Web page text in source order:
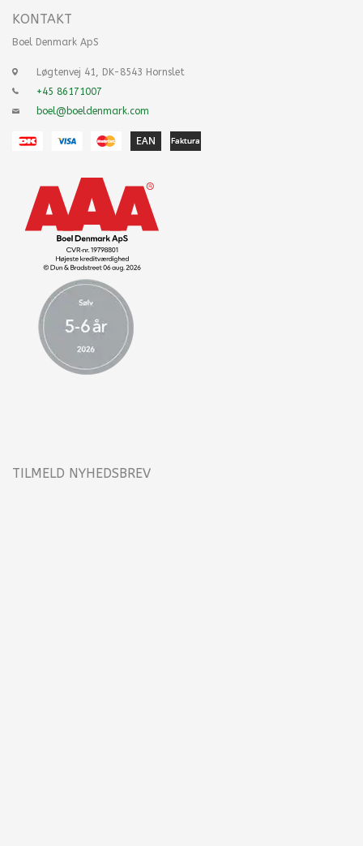
KONTAKT
Boel Denmark ApS
Løgtenvej 41, DK-8543 Hornslet
+45 86171007
boel@boeldenmark.com
TILMELD NYHEDSBREV